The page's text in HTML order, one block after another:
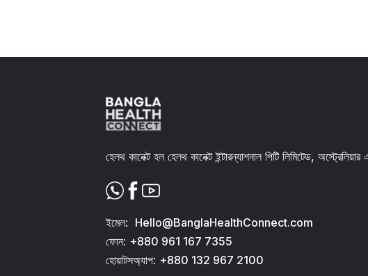
হেলথ কানেক্ট হল হেলথ কানেক্ট ইন্টারন্যাশনাল পিটি লিমিটেড, অস্ট্রেলিয়ার
ইমেল: Hello@BanglaHealthConnect.com
ফোন: +880 961 167 7355
হোয়াটসঅ্যাপ: +880 132 967 2100